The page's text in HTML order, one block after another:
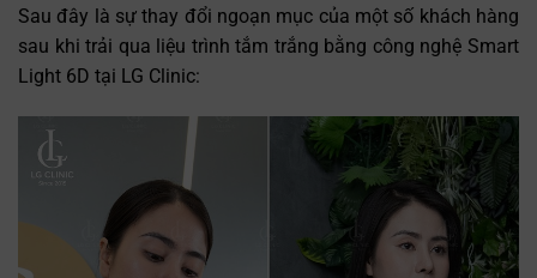
Sau đây là sự thay đổi ngoạn mục của một số khách hàng
sau khi trải qua liệu trình tắm trắng bằng công nghệ Smart
Light 6D tại LG Clinic: